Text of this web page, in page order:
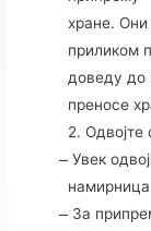
хране. Они
приликом
доведу до
преносе
2. Одвојте
Увек
За